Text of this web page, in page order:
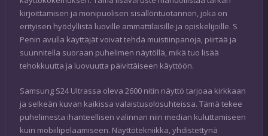
kirjoittamisen ja monipuolisen sisällöntuotannon, joka on
erityisen hyödyllistä luoville ammattilaisille ja opiskelijoille. S
Penin avulla käyttäjät voivat tehdä muistiinpanoja, piirtää ja
suunnitella suoraan puhelimen näytöllä, mikä tuo lisää
tehokkuutta ja luovuutta päivittäiseen käyttöön.
Samsung S24 Ultrassa oleva 2600 nitin näyttö tarjoaa kirkkaan
ja selkeän kuvan kaikissa valaistusolosuhteissa. Tämä tekee
puhelimesta ihanteellisen valinnan niin median kuluttamiseen
kuin mobiilipelaamiseen. Näyttötekniikka, yhdistettynä